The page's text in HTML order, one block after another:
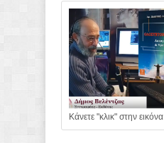
Κάνετε "κλικ" στην εικόνα